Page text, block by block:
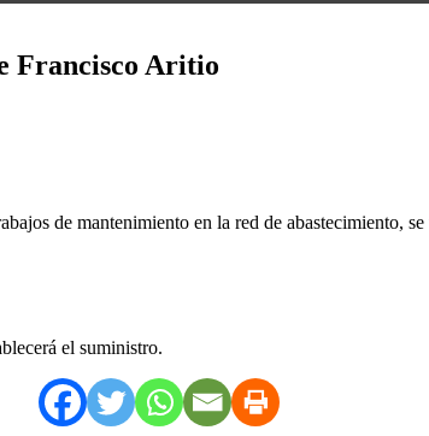
Francisco Aritio
de mantenimiento en la red de abastecimiento,
el suministro.